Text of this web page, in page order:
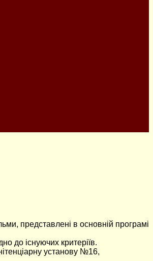
представлені в основній програмі
до існуючих критеріїв.
установу №16,